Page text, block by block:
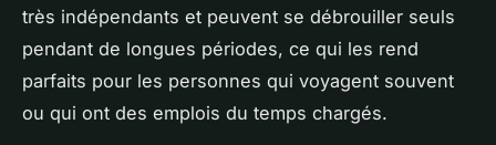
très indépendants et peuvent se débrouiller seuls
pendant de longues périodes, ce qui les rend
parfaits pour les personnes qui voyagent souvent
ou qui ont des emplois du temps chargés.